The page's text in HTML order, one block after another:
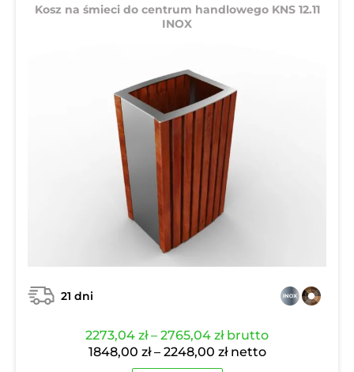
Kosz na śmieci do centrum handlowego KNS 12.11
INOX
21 dni
2273,04 zł – 2765,04 złZakres
cen:
brutto
1848,00 zł – 2248,00 złZakres
netto